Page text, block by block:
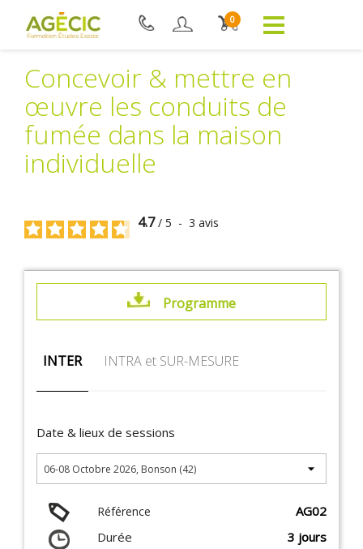
0
Concevoir & mettre en
œuvre les conduits de
fumée dans la maison
individuelle
4.7 / 5 - 3 avis
Programme
INTER INTRA et SUR-MESURE
Date & lieux de sessions
Référence
AG02
Durée
3 jours